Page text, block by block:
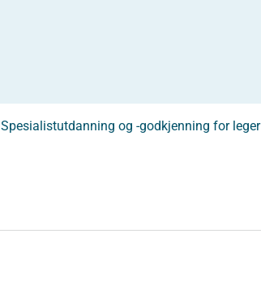
Spesialistutdanning og -godkjenning for leger